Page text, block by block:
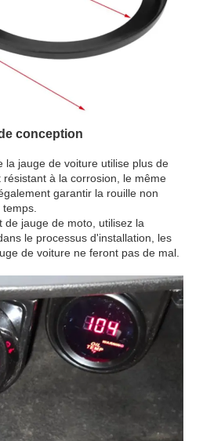
conception
la jauge de voiture utilise plus de
à la corrosion, le même
garantir la rouille non
temps.
de jauge de moto, utilisez la
le processus d'installation, les
de voiture ne feront pas de mal.